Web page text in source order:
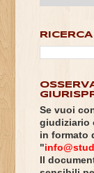
Se vuoi
giudiziario
in formato
"
Il